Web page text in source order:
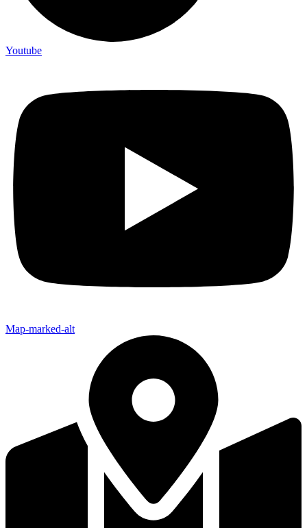
Youtube
Map-marked-alt